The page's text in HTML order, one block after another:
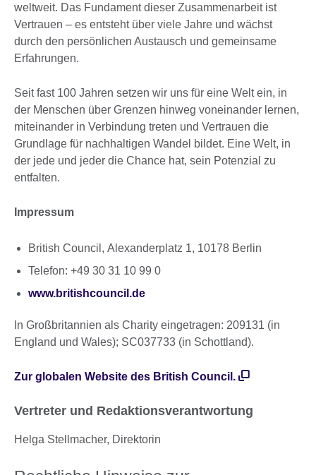
weltweit. Das Fundament dieser Zusammenarbeit ist
Vertrauen – es entsteht über viele Jahre und wächst
durch den persönlichen Austausch und gemeinsame
Erfahrungen.
Seit fast 100 Jahren setzen wir uns für eine Welt ein, in
der Menschen über Grenzen hinweg voneinander lernen,
miteinander in Verbindung treten und Vertrauen die
Grundlage für nachhaltigen Wandel bildet. Eine Welt, in
der jede und jeder die Chance hat, sein Potenzial zu
entfalten.
Impressum
British Council, Alexanderplatz 1, 10178 Berlin
Telefon: +49 30 31 10 99 0
www.britishcouncil.de
In Großbritannien als Charity eingetragen: 209131 (in
England und Wales); SC037733 (in Schottland).
Zur globalen Website des British Council.
Vertreter und Redaktionsverantwortung
Helga Stellmacher, Direktorin